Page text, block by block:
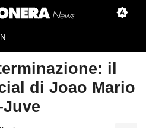
il
di Joao Mario